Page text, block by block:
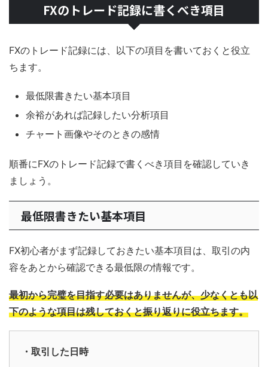
FXのトレード記録に書くべき項目
FXのトレード記録には、以下の項目を書いておくと役立
ちます。
最低限書きたい基本項目
余裕があれば記録したい分析項目
チャート画像やそのときの感情
順番にFXのトレード記録で書くべき項目を確認していき
ましょう。
最低限書きたい基本項目
FX初心者がまず記録しておきたい基本項目は、取引の内
容をあとから確認できる最低限の情報です。
最初から完璧を目指す必要はありませんが、少なくとも以
下のような項目は残しておくと振り返りに役立ちます。
・取引した日時